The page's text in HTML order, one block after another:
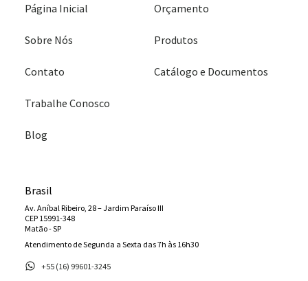
Página Inicial
Sobre Nós
Contato
Trabalhe Conosco
Blog
Orçamento
Produtos
Catálogo e Documentos
Brasil
Av. Aníbal Ribeiro, 28 – Jardim Paraíso III
CEP 15991-348
Matão - SP
Atendimento de Segunda a Sexta das 7h às 16h30
+55 (16) 99601-3245